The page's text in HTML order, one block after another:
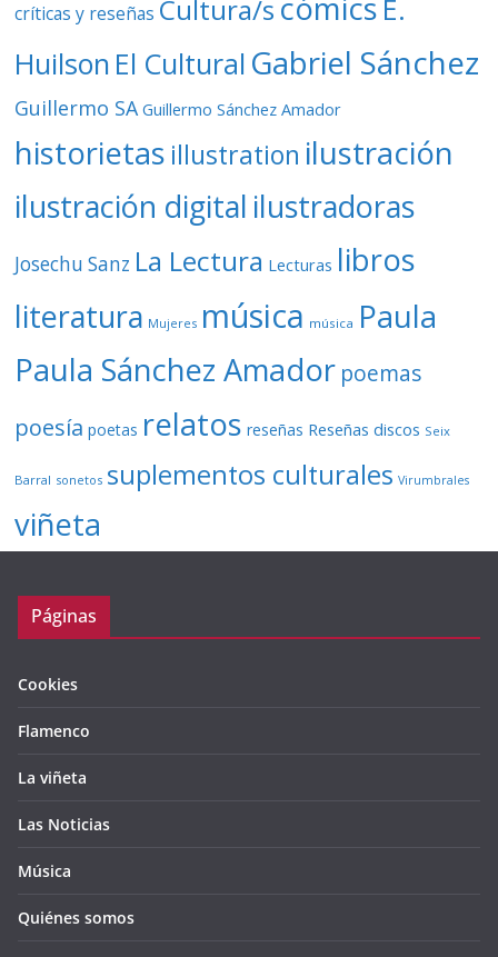
críticas y reseñas Cultura/s cómics E.
Huilson El Cultural Gabriel Sánchez
Guillermo SA Guillermo Sánchez Amador
historietas illustration ilustración
ilustración digital ilustradoras
Josechu Sanz La Lectura Lecturas libros
literatura Mujeres música música Paula
Paula Sánchez Amador poemas
poesía poetas relatos reseñas Reseñas discos Seix
Barral sonetos suplementos culturales Virumbrales
viñeta
Páginas
Cookies
Flamenco
La viñeta
Las Noticias
Música
Quiénes somos